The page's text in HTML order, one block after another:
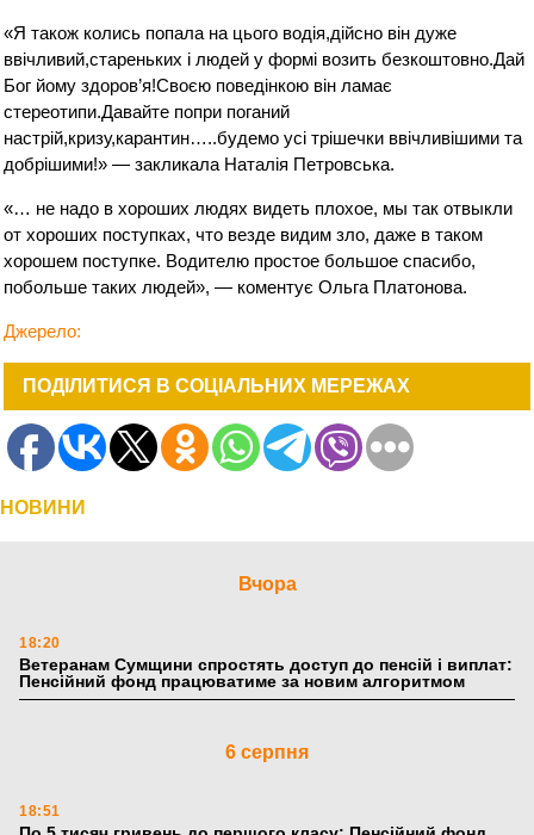
«Я також колись попала на цього водія,дійсно він дуже
ввічливий,стареньких і людей у формі возить безкоштовно.Дай
Бог йому здоров’я!Своєю поведінкою він ламає
стереотипи.Давайте попри поганий
настрій,кризу,карантин…..будемо усі трішечки ввічливішими та
добрішими!» — закликала Наталія Петровська.
«… не надо в хороших людях видеть плохое, мы так отвыкли
от хороших поступках, что везде видим зло, даже в таком
хорошем поступке. Водителю простое большое спасибо,
побольше таких людей», — коментує Ольга Платонова.
Джерело:
ПОДІЛИТИСЯ В СОЦІАЛЬНИХ МЕРЕЖАХ
НОВИНИ
Вчора
18:20
Ветеранам Сумщини спростять доступ до пенсій і виплат:
Пенсійний фонд працюватиме за новим алгоритмом
6 серпня
18:51